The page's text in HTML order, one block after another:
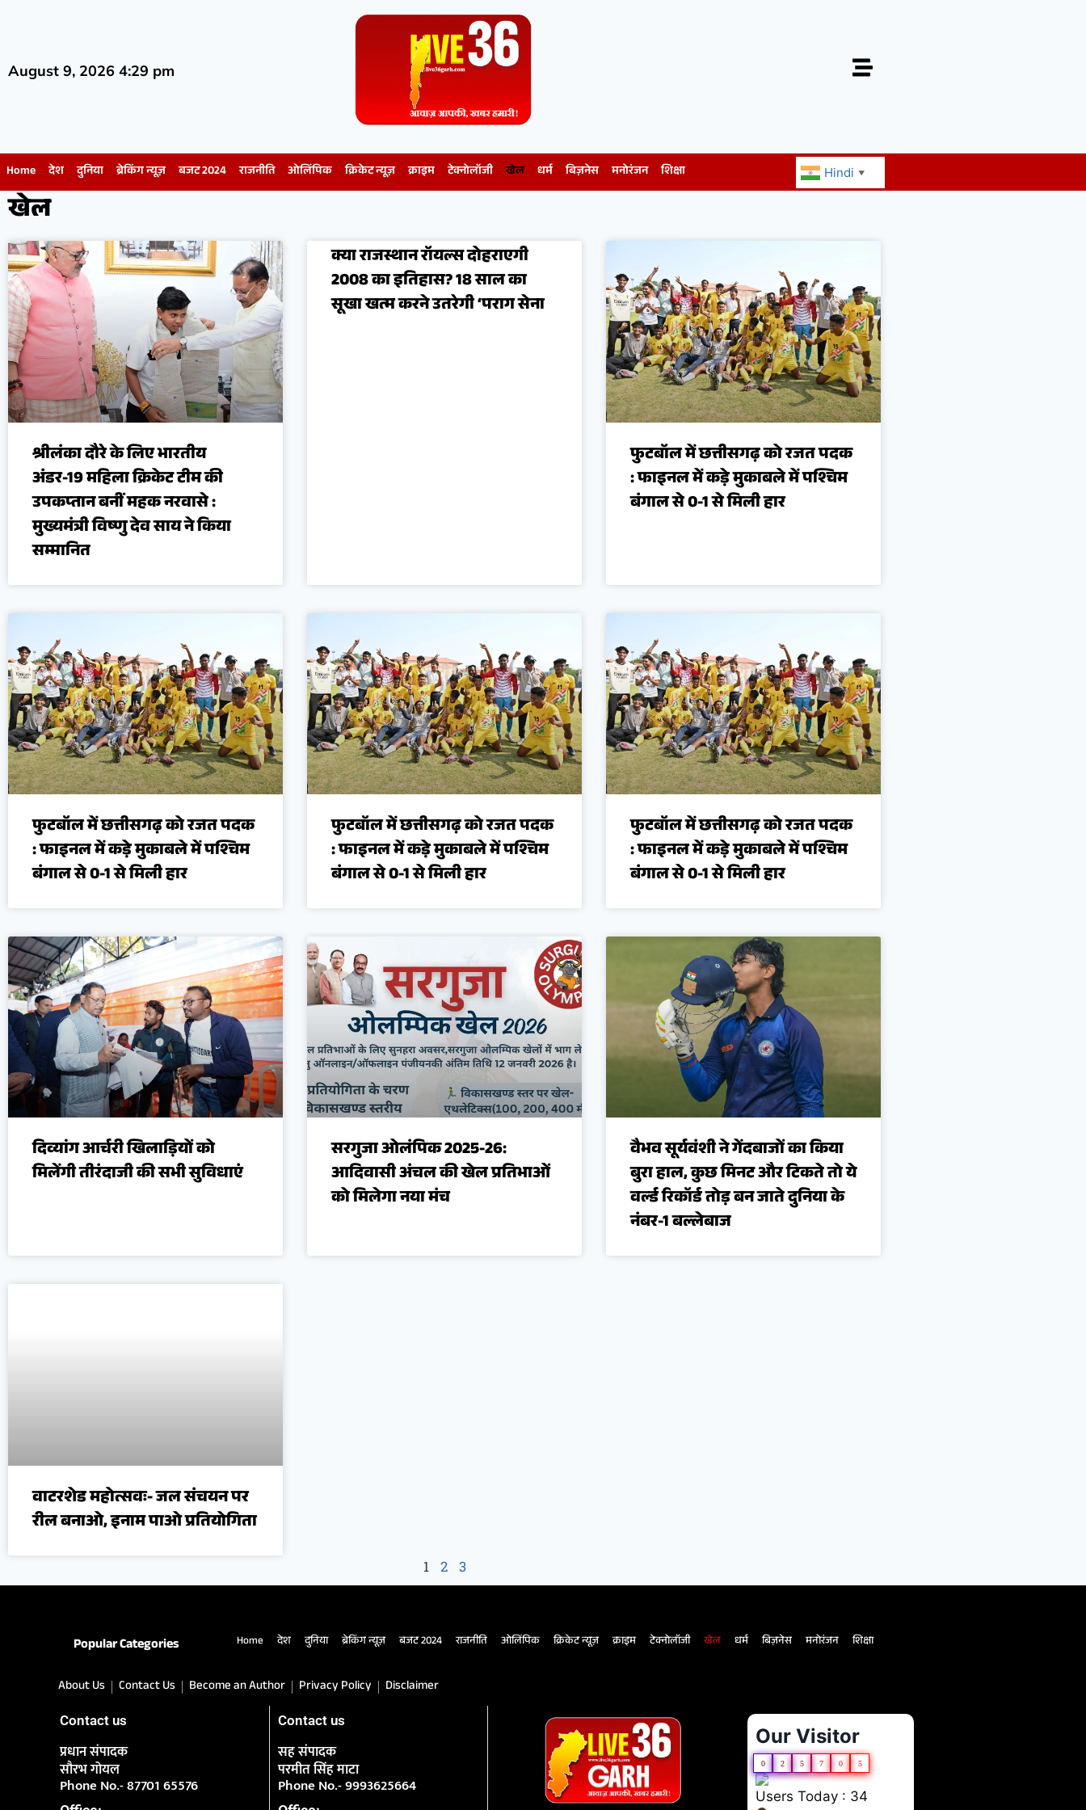
August 9, 2026 4:29 pm
Home देश दुनिया ब्रेकिंग न्यूज़ बजट 2024 राजनीति ओलिंपिक क्रिकेट न्यूज़ क्राइम टेक्नोलॉजी खेल धर्म बिज़नेस मनोरंजन शिक्षा Hindi ▼
खेल
श्रीलंका दौरे के लिए भारतीय
अंडर-19 महिला क्रिकेट टीम की
उपकप्तान बनीं महक नरवासे :
मुख्यमंत्री विष्णु देव साय ने किया
सम्मानित
क्या राजस्थान रॉयल्स दोहराएगी
2008 का इतिहास? 18 साल का
सूखा खत्म करने उतरेगी ‘पराग सेना
फुटबॉल में छत्तीसगढ़ को रजत पदक
: फाइनल में कड़े मुकाबले में पश्चिम
बंगाल से 0-1 से मिली हार
फुटबॉल में छत्तीसगढ़ को रजत पदक
: फाइनल में कड़े मुकाबले में पश्चिम
बंगाल से 0-1 से मिली हार
फुटबॉल में छत्तीसगढ़ को रजत पदक
: फाइनल में कड़े मुकाबले में पश्चिम
बंगाल से 0-1 से मिली हार
फुटबॉल में छत्तीसगढ़ को रजत पदक
: फाइनल में कड़े मुकाबले में पश्चिम
बंगाल से 0-1 से मिली हार
दिव्यांग आर्चरी खिलाड़ियों को
मिलेंगी तीरंदाजी की सभी सुविधाएं
सरगुजा ओलंपिक 2025-26:
आदिवासी अंचल की खेल प्रतिभाओं
को मिलेगा नया मंच
वैभव सूर्यवंशी ने गेंदबाजों का किया
बुरा हाल, कुछ मिनट और टिकते तो ये
वर्ल्ड रिकॉर्ड तोड़ बन जाते दुनिया के
नंबर-1 बल्लेबाज
वाटरशेड महोत्सवः- जल संचयन पर
रील बनाओ, इनाम पाओ प्रतियोगिता
1 2 3
Popular Categories Home देश दुनिया ब्रेकिंग न्यूज़ बजट 2024 राजनीति ओलिंपिक क्रिकेट न्यूज़ क्राइम टेक्नोलॉजी खेल धर्म बिज़नेस मनोरंजन शिक्षा
About Us Contact Us Become an Author Privacy Policy Disclaimer
Contact us
प्रधान संपादक
सौरभ गोयल
Phone No.- 87701 65576
Contact us
सह संपादक
परमीत सिंह माटा
Phone No.- 9993625664
Our Visitor
0 2 5 7 0 5
Users Today : 34